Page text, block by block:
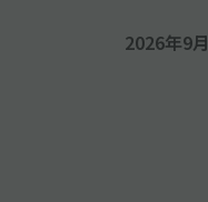
2026年9月